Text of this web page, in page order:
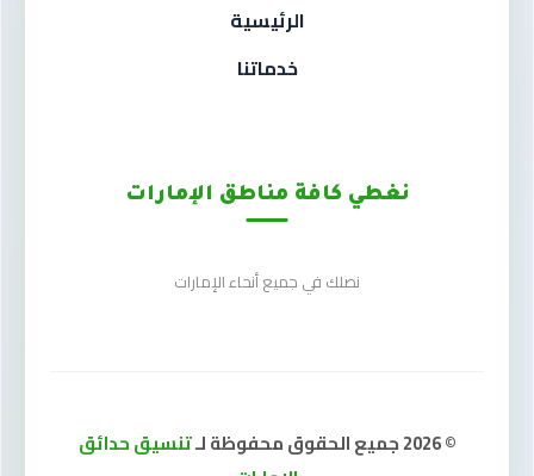
الرئيسية
خدماتنا
نغطي كافة مناطق الإمارات
نصلك في جميع أنحاء الإمارات
© 2026 جميع الحقوق محفوظة لـ
تنسيق حدائق